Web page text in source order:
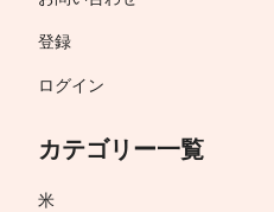
登録
ログイン
カテゴリー一覧
米